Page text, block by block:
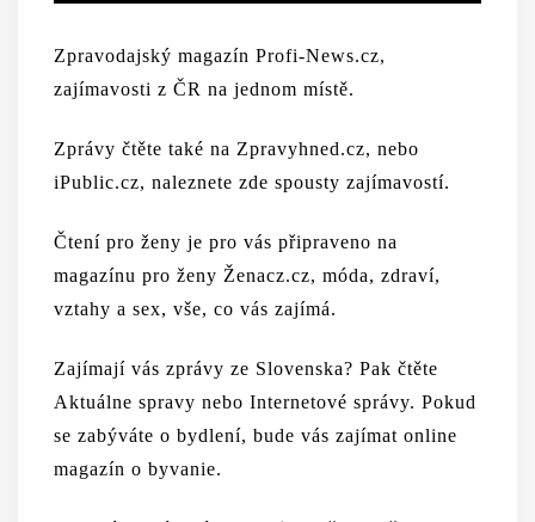
Zpravodajský magazín Profi-News.cz,
zajímavosti z ČR na jednom místě.
Zprávy čtěte také na Zpravyhned.cz, nebo
iPublic.cz, naleznete zde spousty zajímavostí.
Čtení pro ženy je pro vás připraveno na
magazínu pro ženy Ženacz.cz, móda, zdraví,
vztahy a sex, vše, co vás zajímá.
Zajímají vás zprávy ze Slovenska? Pak čtěte
Aktuálne spravy nebo Internetové správy. Pokud
se zabýváte o bydlení, bude vás zajímat online
magazín o byvanie.